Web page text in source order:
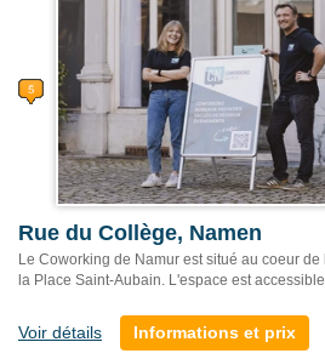
Rue du Collège, Namen
Le Coworking de Namur est situé au coeur
la Place Saint-Aubain. L'espace est
Voir détails Informations et prix